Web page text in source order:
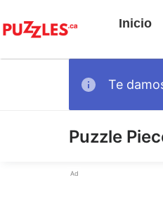
Inicio
Te
Puzzle
Ad